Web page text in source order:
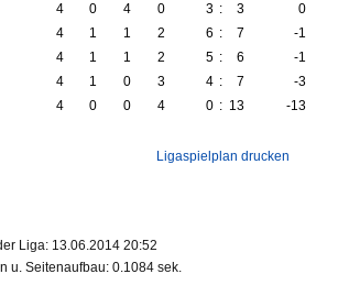
4 0 4 0 3 : 3 0
4 1 1 2 6 : 7 -1
4 1 1 2 5 : 6 -1
4 1 0 3 4 : 7 -3
4 0 0 4 0 : 13 -13
Ligaspielplan drucken
Liga: 13.06.2014 20:52
u. Seitenaufbau: 0.1084 sek.